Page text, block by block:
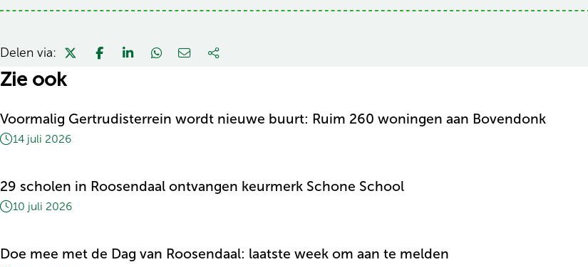
Delen via:
Zie ook
Voormalig Gertrudisterrein wordt nieuwe buurt: Ruim 260 woningen aan Bovendonk
14 juli 2026
29 scholen in Roosendaal ontvangen keurmerk Schone School
10 juli 2026
Doe mee met de Dag van Roosendaal: laatste week om aan te melden